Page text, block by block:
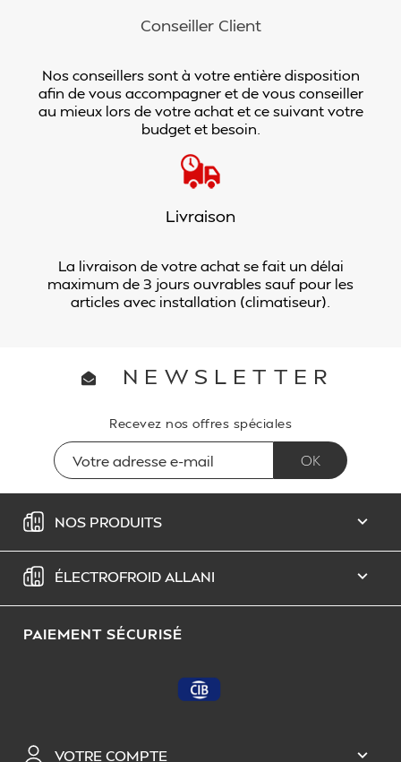
Conseiller Client
Nos conseillers sont à votre entière disposition
afin de vous accompagner et de vous conseiller
au mieux lors de votre achat et ce suivant votre
budget et besoin.
Livraison
La livraison de votre achat se fait un délai
maximum de 3 jours ouvrables sauf pour les
articles avec installation (climatiseur).
NEWSLETTER
Recevez nos offres spéciales
NOS PRODUITS 
ÉLECTROFROID ALLANI 
PAIEMENT SÉCURISÉ
VOTRE COMPTE 